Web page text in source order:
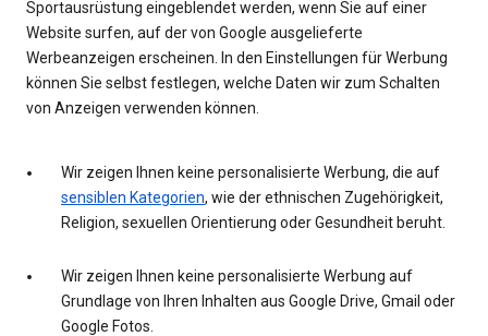
Sportausrüstung eingeblendet werden, wenn Sie auf einer
Website surfen, auf der von Google ausgelieferte
Werbeanzeigen erscheinen. In den Einstellungen für Werbung
können Sie selbst festlegen, welche Daten wir zum Schalten
von Anzeigen verwenden können.
Wir zeigen Ihnen keine personalisierte Werbung, die auf
sensiblen Kategorien, wie der ethnischen Zugehörigkeit,
Religion, sexuellen Orientierung oder Gesundheit beruht.
Wir zeigen Ihnen keine personalisierte Werbung auf
Grundlage von Ihren Inhalten aus Google Drive, Gmail oder
Google Fotos.